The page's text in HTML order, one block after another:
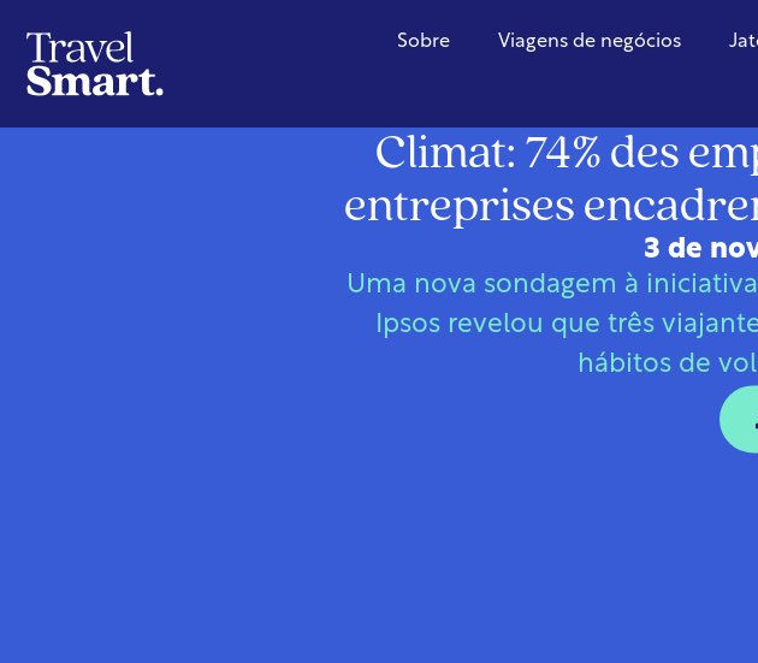
Sobre Viagens de negócios
Climat: 74% des
entreprises
3 de
Uma nova sondagem à
Ipsos revelou que três
hábitos de